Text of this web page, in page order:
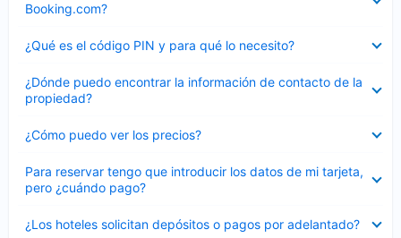
Booking.com?
¿Qué es el código PIN y para qué lo necesito?
cerrado
¿Dónde puedo encontrar la información de contacto de la
propiedad?
cerrado
¿Cómo puedo ver los precios?
cerrado
Para reservar tengo que introducir los datos de mi tarjeta,
pero ¿cuándo pago?
cerrado
¿Los hoteles solicitan depósitos o pagos por adelantado?
cerrado